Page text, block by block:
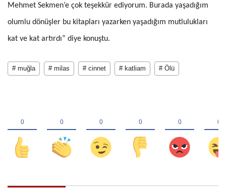
Mehmet Sekmen’e çok teşekkür ediyorum. Burada yaşadığım
olumlu dönüşler bu kitapları yazarken yaşadığım mutlulukları
kat ve kat artırdı” diye konuştu.
# muğla # milas # cinnet # katliam # Ölü